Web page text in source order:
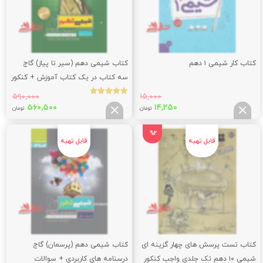
کتاب کار شیمی ۱ دهم
۱۵,۰۰۰
قیمت
۱۵,۰۰۰
تومان
بود.
۱۴,۲۵۰ تومانقیمت
فعلی:
کتاب شیمی دهم (سیر تا پیاز) گاج
سه کتاب در یک کتاب آموزش + کنکور
+ امتحان
نمره
5.00
۵۹۰,۰۰۰
قیمت
۵۹۰,۰۰۰
تومان
بود.
۵۶۰,۵۰۰ تومان
کتاب تست پرسش های چهار گزینه ای
شیمی ۱۰ دهم تک جلدی واجب کنکور
کتاب شیمی دهم (پرسمان) گاج
درسنامه های کاربردی + سوالات